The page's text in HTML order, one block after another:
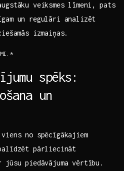
veiksmes⁢ līmeni, pats
un‌ regulāri analizēt
izmaiņas.
spēks:
un
no spēcīgākajiem
pārliecināt
piedāvājuma vērtību.